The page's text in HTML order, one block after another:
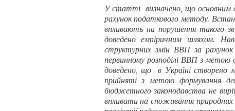
У статті визначено, що основним
рахунок податкового методу.
впливають на порушення такого
доведено емпіричним шляхом.
структурних змін ВВП за
первинному розподілі ВВП з метою
доведено, що в Україні створено
прийняті з метою формування
бюджетного законодавства не
впливати на споживання природних